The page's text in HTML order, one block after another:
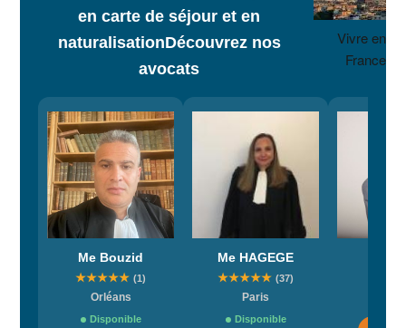
Vivre en
France
en carte de séjour et en
naturalisationDécouvrez nos
avocats
Me Bouzid
★★★★★ (1)
Orléans
Disponible
Me HAGEGE
★★★★★ (37)
Paris
Disponible